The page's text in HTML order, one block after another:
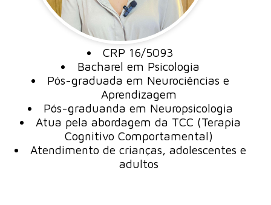
CRP 16/5093
Bacharel em Psicologia
Pós-graduada em Neurociências e
Aprendizagem
Pós-graduanda em Neuropsicologia
Atua pela abordagem da TCC (Terapia
Cognitivo Comportamental)
Atendimento de crianças, adolescentes e
adultos